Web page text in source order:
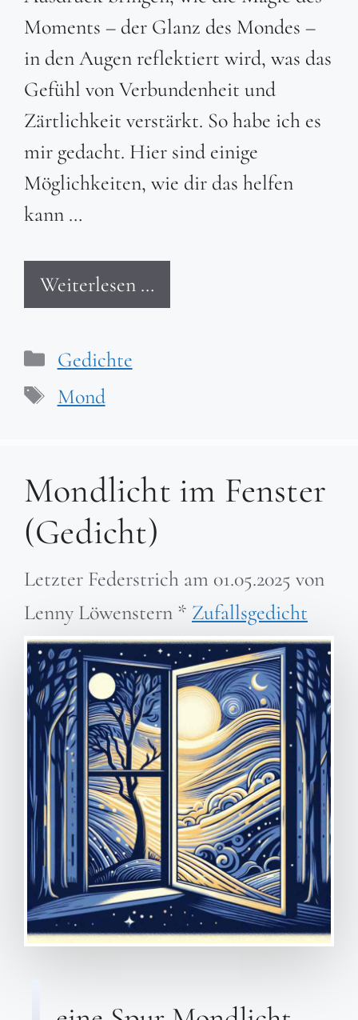
Moments – der Glanz des Mondes –
in den Augen reflektiert wird, was das
Gefühl von Verbundenheit und
Zärtlichkeit verstärkt. So habe ich es
mir gedacht. Hier sind einige
Möglichkeiten, wie dir das helfen
kann …
Weiterlesen …
Kategorien
Gedichte
Schlagwörter
Mond
Mondlicht im Fenster
(Gedicht)
Letzter Federstrich am 01.05.2025 von
Lenny Löwenstern * Zufallsgedicht